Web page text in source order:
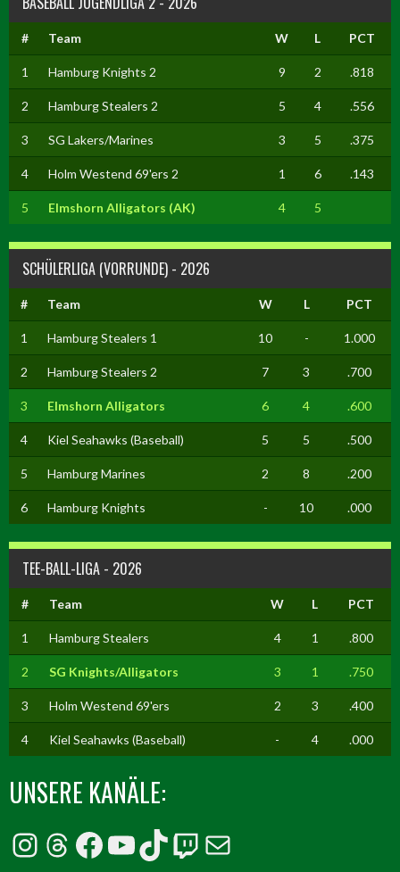
# Team W L PCT
1 Hamburg Knights 2 9 2 .818
2 Hamburg Stealers 2 5 4 .556
3 SG Lakers/Marines 3 5 .375
4 Holm Westend 69'ers 2 1 6 .143
5 Elmshorn Alligators (AK) 4 5
SCHÜLERLIGA (VORRUNDE) - 2026
# Team W L PCT
1 Hamburg Stealers 1 10 - 1.000
2 Hamburg Stealers 2 7 3 .700
3 Elmshorn Alligators 6 4 .600
4 Kiel Seahawks (Baseball) 5 5 .500
5 Hamburg Marines 2 8 .200
6 Hamburg Knights - 10 .000
TEE-BALL-LIGA - 2026
# Team W L PCT
1 Hamburg Stealers 4 1 .800
2 SG Knights/Alligators 3 1 .750
3 Holm Westend 69'ers 2 3 .400
4 Kiel Seahawks (Baseball) - 4 .000
UNSERE KANÄLE:
Instagram
Threads
Facebook
YouTube
TikTok
Twitch
E-Mail